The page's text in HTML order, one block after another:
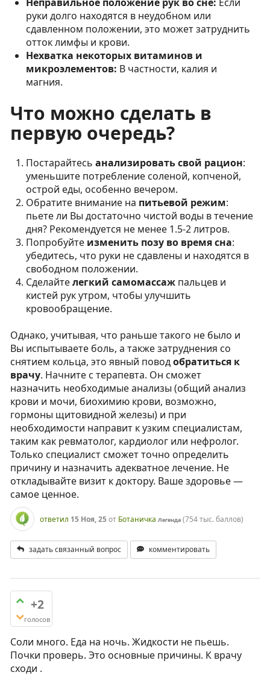
руки долго находятся в неудобном или
сдавленном положении, это может затруднить
отток лимфы и крови.
Нехватка некоторых витаминов и
микроэлементов: В частности, калия и
магния.
Что можно сделать в
первую очередь?
Постарайтесь анализировать свой рацион:
уменьшите потребление соленой, копченой,
острой еды, особенно вечером.
Обратите внимание на питьевой режим:
пьете ли Вы достаточно чистой воды в течение
дня? Рекомендуется не менее 1.5-2 литров.
Попробуйте изменить позу во время сна:
убедитесь, что руки не сдавлены и находятся в
свободном положении.
Сделайтелегкий самомассажпальцев и
кистей рук утром, чтобы улучшить
кровообращение.
Однако, учитывая, что раньше такого не было и
Вы испытываете боль, а также затруднения со
снятием кольца, это явный поводобратиться к
врачу. Начните с терапевта. Он сможет
назначить необходимые анализы (общий анализ
крови и мочи, биохимию крови, возможно,
гормоны щитовидной железы) и при
необходимости направит к узким специалистам,
таким как ревматолог, кардиолог или нефролог.
Только специалист сможет точно определить
причину и назначить адекватное лечение. Не
откладывайте визит к доктору. Ваше здоровье —
самое ценное.
ответил 15 Ноя, 25от Ботаничка Легенда (754 тыс.баллов)
задать связанный вопрос комментировать
+2
голосов
Соли много. Еда на ночь. Жидкости не пьешь.
Почки проверь. Это основные причины. К врачу
сходи .